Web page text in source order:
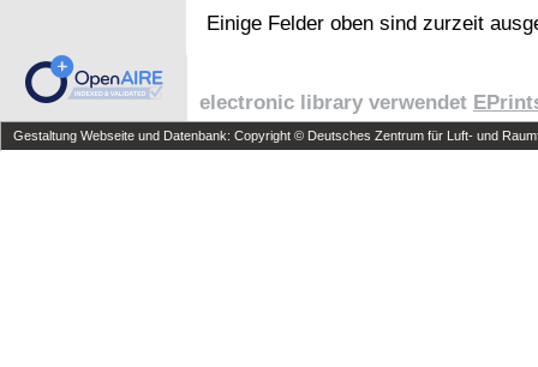
Einige Felder oben sind zurzeit
electronic library verwendet
Gestaltung Webseite und Datenbank: Copyright © Deutsches Zentrum für Luft- und